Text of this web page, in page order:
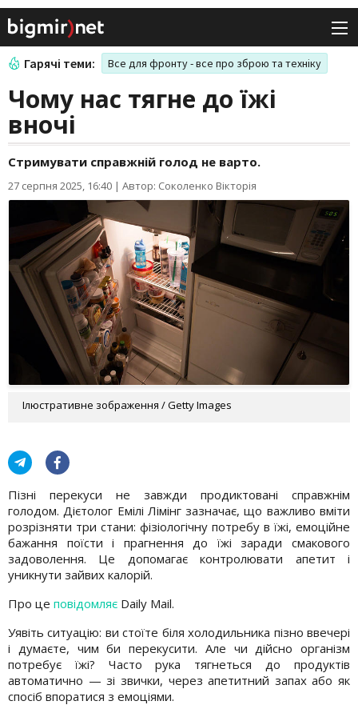
Гарячі теми: Все для фронту - все про зброю та техніку
Чому нас тягне до їжі
вночі
Стримувати справжній голод не варто.
27 серпня 2025, 16:40 | Автор: Соколенко Вікторія
Ілюстративне зображення / Getty Images
Пізні перекуси не завжди продиктовані справжнім
голодом. Дієтолог Емілі Лімінг зазначає, що важливо вміти
розрізняти три стани: фізіологічну потребу в їжі, емоційне
бажання поїсти і прагнення до їжі заради смакового
задоволення. Це допомагає контролювати апетит і
уникнути зайвих калорій.
Про це повідомляє Daily Mail.
Уявіть ситуацію: ви стоїте біля холодильника пізно ввечері
і думаєте, чим би перекусити. Але чи дійсно організм
потребує їжі? Часто рука тягнеться до продуктів
автоматично — зі звички, через апетитний запах або як
спосіб впоратися з емоціями.